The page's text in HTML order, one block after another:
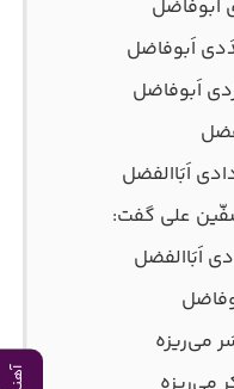
اَبوفاضل
اَبوفاضل
اَبوفاضل
اَبَاالفضل
علی گفت:
اَبَاالفضل
می‌ریزه